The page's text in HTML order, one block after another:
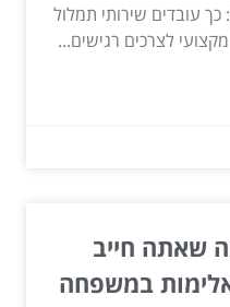
עובדים שירותי תמלול
לצרכים רגישים...
שאתה חייב
במשפחה